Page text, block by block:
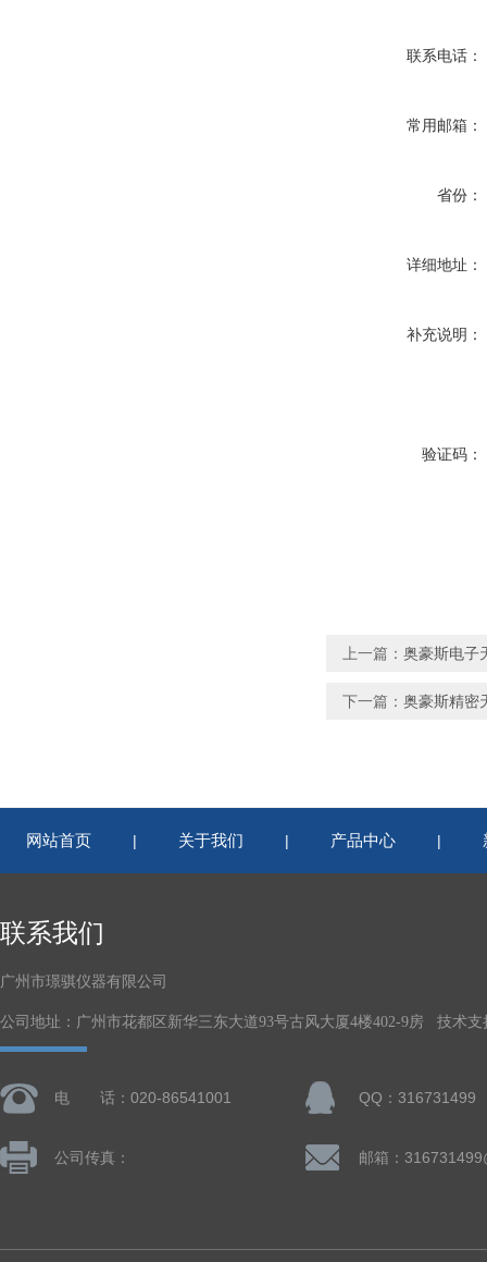
联系电话：
常用邮箱：
省份：
详细地址：
补充说明：
验证码：
上一篇： 奥豪斯电子
下一篇： 奥豪斯精密
网站首页 | 关于我们 | 产品中心 |
联系我们
广州市璟骐仪器有限公司
公司地址：广州市花都区新华三东大道93号古风大厦4楼402-9房 技术支
电 话：020-86541001 QQ：316731499
公司传真： 邮箱：